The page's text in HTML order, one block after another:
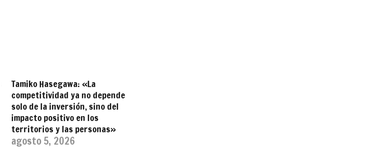
Tamiko Hasegawa: «La
competitividad ya no depende
solo de la inversión, sino del
impacto positivo en los
territorios y las personas»
agosto 5, 2026